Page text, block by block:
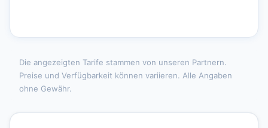
Die angezeigten Tarife stammen von unseren Partnern.
Preise und Verfügbarkeit können variieren. Alle Angaben
ohne Gewähr.